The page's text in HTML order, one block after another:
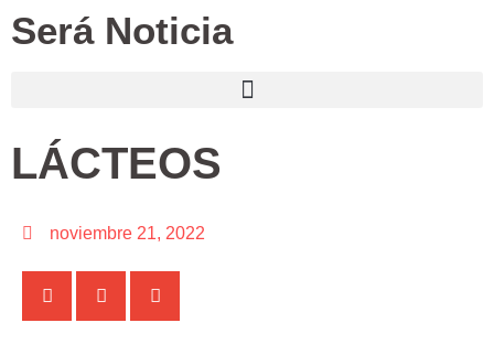
Será Noticia
LÁCTEOS
noviembre 21, 2022